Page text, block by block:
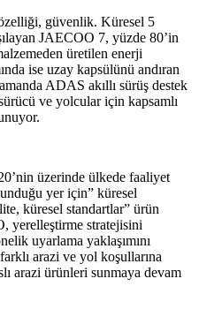
güvenlik. Küresel 5
JAECOO 7, yüzde 80’in
üretilen enerji
ise uzay kapsülünü andıran
ADAS akıllı sürüş destek
ve yolcular için kapsamlı
üzerinde ülkede faaliyet
yer için” küresel
küresel standartlar” ürün
yerelleştirme stratejisini
uyarlama yaklaşımını
arazi ve yol koşullarına
arazi ürünleri sunmaya devam